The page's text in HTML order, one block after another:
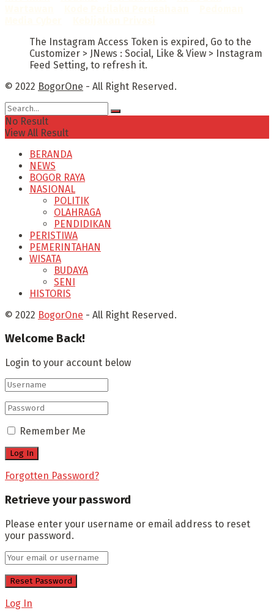
The Instagram Access Token is expired, Go to the
Customizer > JNews : Social, Like & View > Instagram
Feed Setting, to refresh it.
© 2022 BogorOne - All Right Reserved.
No Result
View All Result
BERANDA
NEWS
BOGOR RAYA
NASIONAL
POLITIK
OLAHRAGA
PENDIDIKAN
PERISTIWA
PEMERINTAHAN
WISATA
BUDAYA
SENI
HISTORIS
© 2022 BogorOne - All Right Reserved.
Welcome Back!
Login to your account below
Remember Me
Forgotten Password?
Retrieve your password
Please enter your username or email address to reset
your password.
Log In